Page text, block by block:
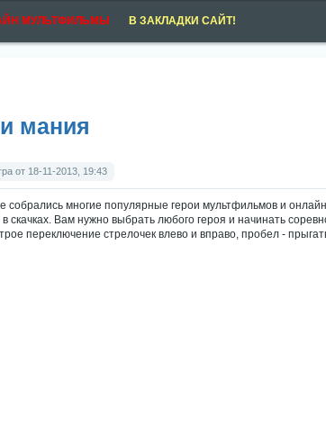
МУЛЬТФИЛЬМЫ
В ЗАКЛАДКИ САЙТ!
мания
от 18-11-2013, 19:43
собрались многие популярные герои мультфильмов и
в скачках. Вам нужно выбрать любого героя и начинать
переключение стрелочек влево и вправо, пробел -